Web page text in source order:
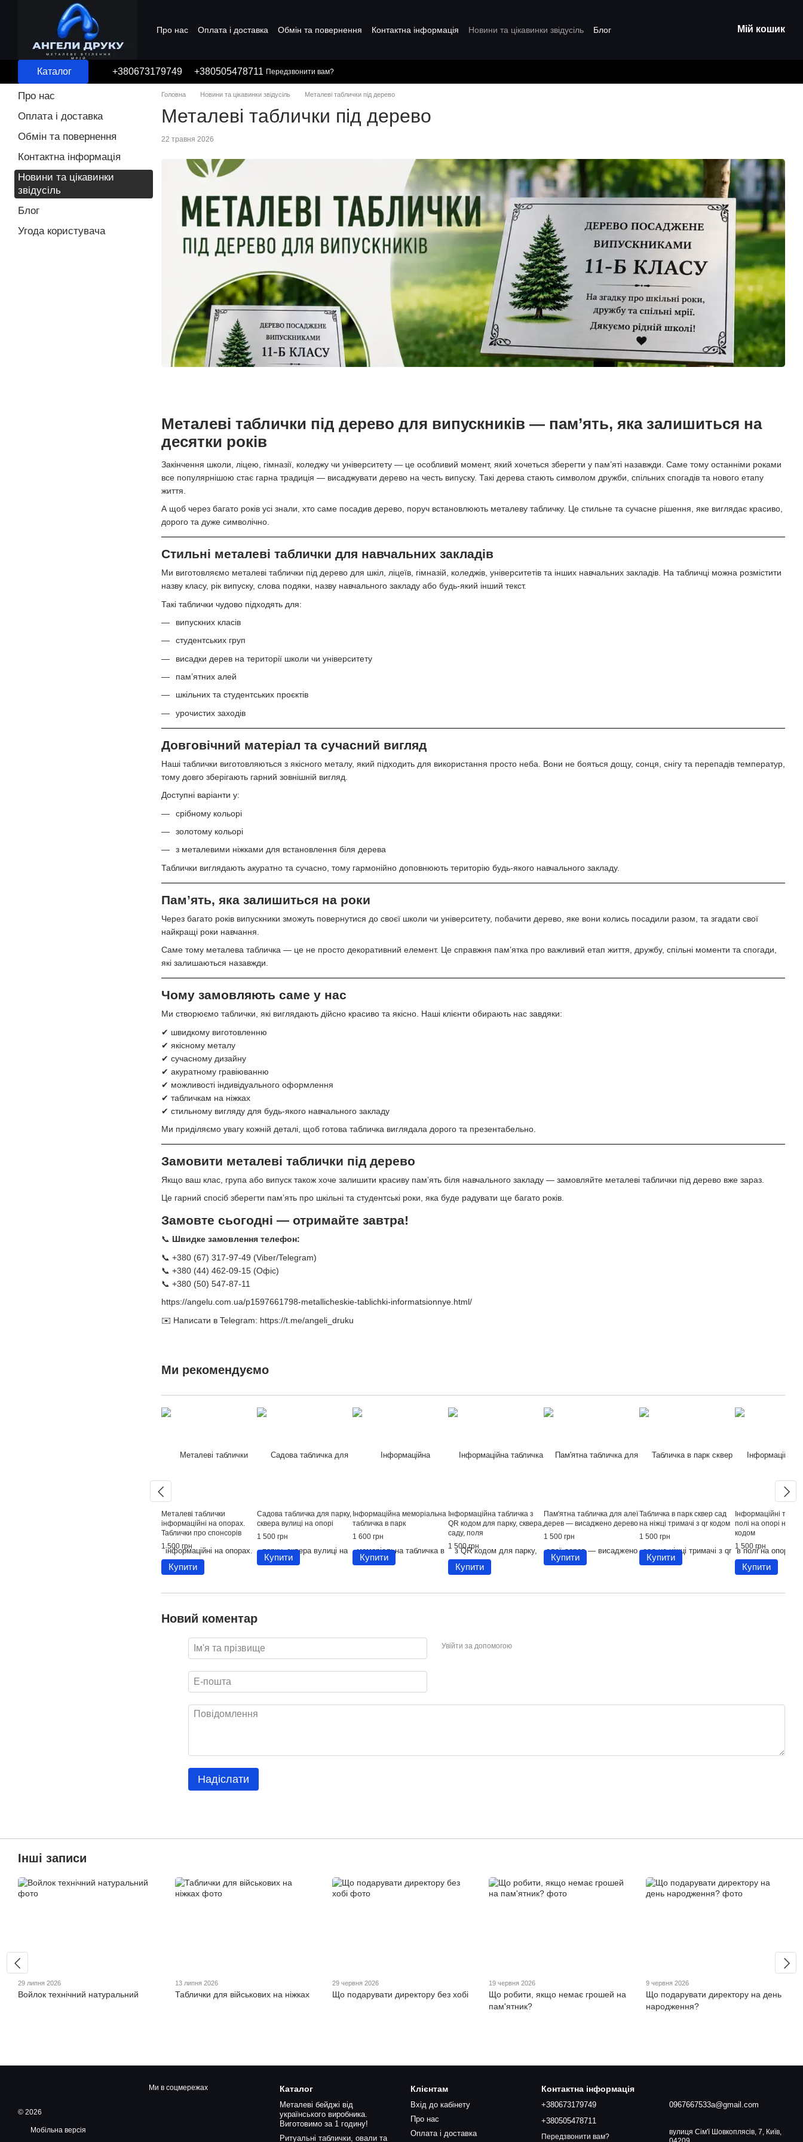
Перейти до основного контенту
Про нас Оплата і доставка Обмін та повернення Контактна інформація Новини та цікавинки звідусіль
Блог
Мій кошик
Каталог +380673179749 +380505478711 Передзвонити вам?
Головна Новини та цікавинки звідусіль Металеві таблички під дерево
Металеві таблички під дерево
22 травня 2026
Металеві таблички під дерево для випускників — пам’ять, яка залишиться на
десятки років
Закінчення школи, ліцею, гімназії, коледжу чи університету — це особливий момент, який хочеться зберегти у пам’яті назавжди. Саме тому останніми роками
все популярнішою стає гарна традиція — висаджувати дерево на честь випуску. Такі дерева стають символом дружби, спільних спогадів та нового етапу
життя.
А щоб через багато років усі знали, хто саме посадив дерево, поруч встановлюють металеву табличку. Це стильне та сучасне рішення, яке виглядає красиво,
дорого та дуже символічно.
Стильні металеві таблички для навчальних закладів
Ми виготовляємо металеві таблички під дерево для шкіл, ліцеїв, гімназій, коледжів, університетів та інших навчальних закладів. На табличці можна розмістити
назву класу, рік випуску, слова подяки, назву навчального закладу або будь-який інший текст.
Такі таблички чудово підходять для:
випускних класів
студентських груп
висадки дерев на території школи чи університету
пам’ятних алей
шкільних та студентських проєктів
урочистих заходів
Довговічний матеріал та сучасний вигляд
Наші таблички виготовляються з якісного металу, який підходить для використання просто неба. Вони не бояться дощу, сонця, снігу та перепадів температур,
тому довго зберігають гарний зовнішній вигляд.
Доступні варіанти у:
срібному кольорі
золотому кольорі
з металевими ніжками для встановлення біля дерева
Таблички виглядають акуратно та сучасно, тому гармонійно доповнюють територію будь-якого навчального закладу.
Пам’ять, яка залишиться на роки
Через багато років випускники зможуть повернутися до своєї школи чи університету, побачити дерево, яке вони колись посадили разом, та згадати свої
найкращі роки навчання.
Саме тому металева табличка — це не просто декоративний елемент. Це справжня пам’ятка про важливий етап життя, дружбу, спільні моменти та спогади,
які залишаються назавжди.
Чому замовляють саме у нас
Ми створюємо таблички, які виглядають дійсно красиво та якісно. Наші клієнти обирають нас завдяки:
✔ швидкому виготовленню
✔ якісному металу
✔ сучасному дизайну
✔ акуратному гравіюванню
✔ можливості індивідуального оформлення
✔ табличкам на ніжках
✔ стильному вигляду для будь-якого навчального закладу
Ми приділяємо увагу кожній деталі, щоб готова табличка виглядала дорого та презентабельно.
Замовити металеві таблички під дерево
Якщо ваш клас, група або випуск також хоче залишити красиву пам’ять біля навчального закладу — замовляйте металеві таблички під дерево вже зараз.
Це гарний спосіб зберегти пам’ять про шкільні та студентські роки, яка буде радувати ще багато років.
Замовте сьогодні — отримайте завтра!
📞 Швидке замовлення телефон:
📞 +380 (67) 317-97-49 (Viber/Telegram)
📞 +380 (44) 462-09-15 (Офіс)
📞 +380 (50) 547-87-11
https://angelu.com.ua/p1597661798-metallicheskie-tablichki-informatsionnye.html/
✉️ Написати в Telegram: https://t.me/angeli_druku
Ми рекомендуємо
Металеві таблички
інформаційні на опорах.
Таблички про спонсорів
посадки дерев
1 500 грн
Купити
Садова табличка для парку,
сквера вулиці на опорі
1 500 грн
Купити
Інформаційна меморіальна
табличка в парк
1 600 грн
Купити
Інформаційна табличка з
QR кодом для парку, сквера,
саду, поля
1 500 грн
Купити
Пам'ятна табличка для алеї
дерев — висаджено дерево
1 500 грн
Купити
Табличка в парк сквер сад
на ніжці тримачі з qr кодом
1 500 грн
Купити
Інформаційні
полі на опорі ніжці
кодом
1 500 грн
Купити
Новий коментар
Увійти за допомогою
Надіслати
Про нас
Оплата і доставка
Обмін та повернення
Контактна інформація
Новини та цікавинки
звідусіль
Блог
Угода користувача
Інші записи
29 липня 2026
Войлок технічний натуральний
13 липня 2026
Таблички для військових на ніжках
29 червня 2026
Що подарувати директору без хобі
19 червня 2026
Що робити, якщо немає грошей на
пам'ятник?
9 червня 2026
Що подарувати директору на день
народження?
© 2026
Мобільна версія
Ми в соцмережах Каталог
Металеві бейджі від
українського виробника.
Виготовимо за 1 годину!
Ритуальні таблички, овали та
Клієнтам
Вхід до кабінету
Про нас
Оплата і доставка
Контактна інформація
+380673179749
+380505478711
Передзвонити вам?
0967667533a@gmail.com
вулиця Сім'ї Шовкоплясів, 7, Київ,